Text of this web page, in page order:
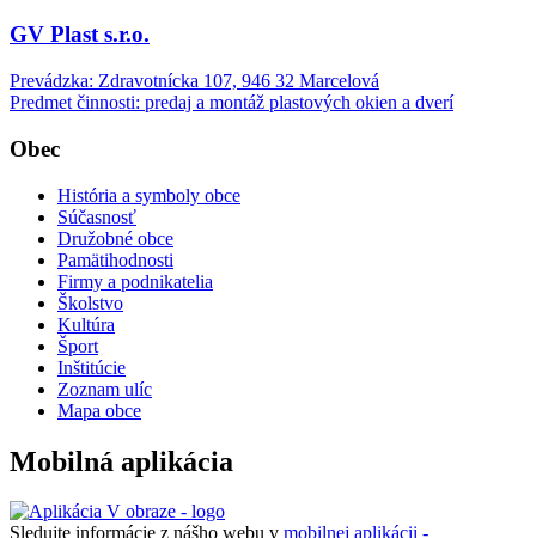
GV Plast s.r.o.
Prevádzka: Zdravotnícka 107, 946 32 Marcelová
Predmet činnosti: predaj a montáž plastových okien a dverí
Obec
História a symboly obce
Súčasnosť
Družobné obce
Pamätihodnosti
Firmy a podnikatelia
Školstvo
Kultúra
Šport
Inštitúcie
Zoznam ulíc
Mapa obce
Mobilná aplikácia
Sledujte informácie z nášho webu v mobilnej aplikácii -